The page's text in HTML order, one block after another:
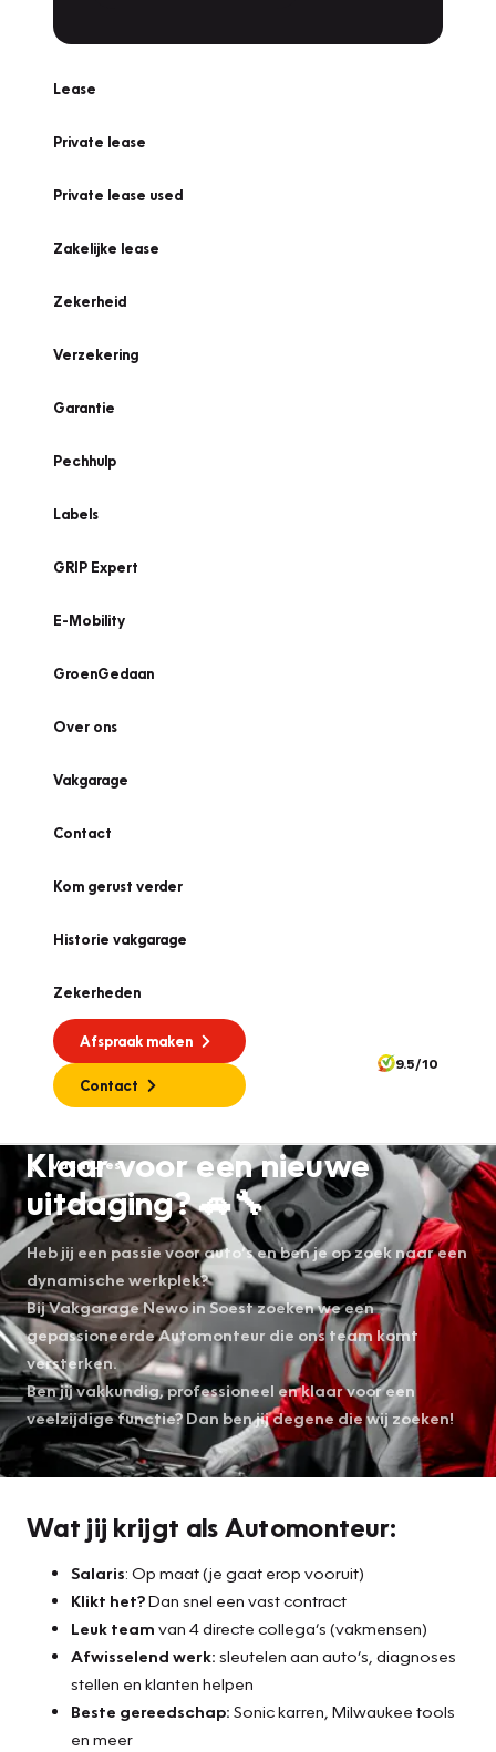
Lease
Private lease
Private lease used
Zakelijke lease
Zekerheid
Verzekering
Garantie
Pechhulp
Labels
GRIP Expert
E-Mobility
GroenGedaan
Over ons
Vakgarage
Contact
Kom gerust verder
Historie vakgarage
Zekerheden
Afspraak maken
Contact
9.5/10
Vacatures
Klaar voor een nieuwe
uitdaging? 🚗🔧
Heb jij een passie voor auto’s en ben je op zoek naar een
dynamische werkplek?
Bij Vakgarage Newo in Soest zoeken we een
gepassioneerde Automonteur die ons team komt
versterken.
Ben jij vakkundig, professioneel en klaar voor een
veelzijdige functie? Dan ben jij degene die wij zoeken!
Wat jij krijgt als Automonteur:
Salaris: Op maat (je gaat erop vooruit)
Klikt het?Dan snel een vast contract
Leuk team van 4 directe collega’s (vakmensen)
Afwisselend werk: sleutelen aan auto’s, diagnoses
stellen en klanten helpen
Beste gereedschap: Sonic karren, Milwaukee tools
en meer